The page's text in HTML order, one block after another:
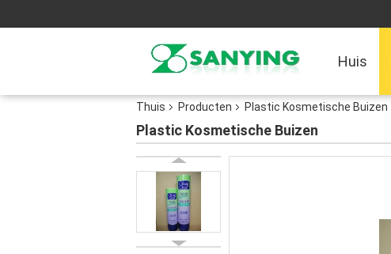
Huis
Thuis Producten Plastic Kosmetische Buizen
Plastic Kosmetische Buizen